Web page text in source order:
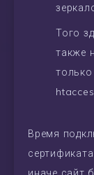
Того
также
только
Время